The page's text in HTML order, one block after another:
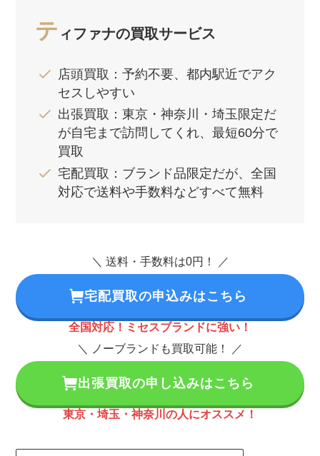
テ ィファナの買取サービス
店頭買取：予約不要、都内駅近でアク
セスしやすい
出張買取：東京・神奈川・埼玉限定だ
が自宅まで訪問してくれ、最短60分で
買取
宅配買取：ブランド品限定だが、全国
対応で送料や手数料などすべて無料
＼ 送料・手数料は0円！ ／
宅配買取の申込みはこちら
全国対応！ミセスブランドに強い！
＼ ノーブランドも買取可能！ ／
出張買取の申し込みはこちら
東京・埼玉・神奈川の人にオススメ！